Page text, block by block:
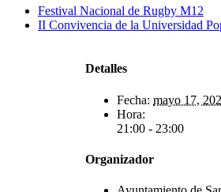
Festival Nacional de Rugby M12
II Convivencia de la Universidad
Detalles
Fecha: mayo 17,
Hora:
21:00 - 23:00
Organizador